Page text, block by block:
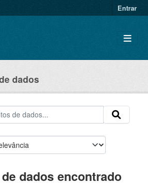
Entrar
dados
dados encontrado